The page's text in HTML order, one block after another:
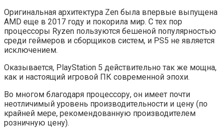
Оригинальная архитектура Zen была впервые выпущена
AMD еще в 2017 году и покорила мир. С тех пор
процессоры Ryzen пользуются бешеной популярностью
среди геймеров и сборщиков систем, и PS5 не является
исключением.
Оказывается, PlayStation 5 действительно так же мощна,
как и настоящий игровой ПК современной эпохи.
Во многом благодаря процессору, он имеет почти
неотличимый уровень производительности и цену (по
крайней мере, рекомендованную производителем
розничную цену).